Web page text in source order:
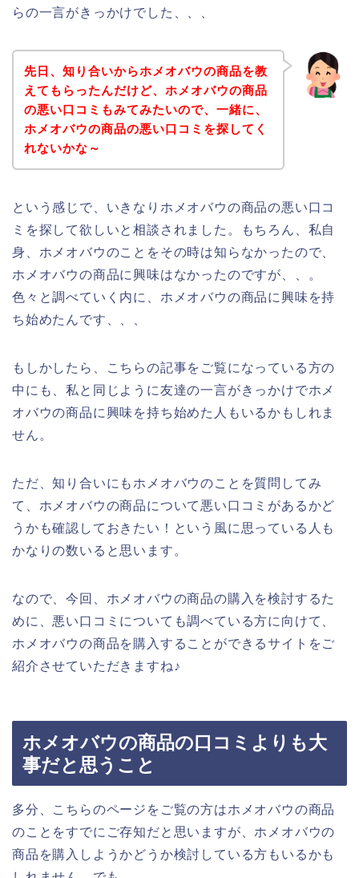
らの一言がきっかけでした、、、
先日、知り合いからホメオバウの商品を教
えてもらったんだけど、ホメオバウの商品
の悪い口コミもみてみたいので、一緒に、
ホメオバウの商品の悪い口コミを探してく
れないかな～
という感じで、いきなりホメオバウの商品の悪い口コ
ミを探して欲しいと相談されました。もちろん、私自
身、ホメオバウのことをその時は知らなかったので、
ホメオバウの商品に興味はなかったのですが、、。
色々と調べていく内に、ホメオバウの商品に興味を持
ち始めたんです、、、
もしかしたら、こちらの記事をご覧になっている方の
中にも、私と同じように友達の一言がきっかけでホメ
オバウの商品に興味を持ち始めた人もいるかもしれま
せん。
ただ、知り合いにもホメオバウのことを質問してみ
て、ホメオバウの商品について悪い口コミがあるかど
うかも確認しておきたい！という風に思っている人も
かなりの数いると思います。
なので、今回、ホメオバウの商品の購入を検討するた
めに、悪い口コミについても調べている方に向けて、
ホメオバウの商品を購入することができるサイトをご
紹介させていただきますね♪
ホメオバウの商品の口コミよりも大
事だと思うこと
多分、こちらのページをご覧の方はホメオバウの商品
のことをすでにご存知だと思いますが、ホメオバウの
商品を購入しようかどうか検討している方もいるかも